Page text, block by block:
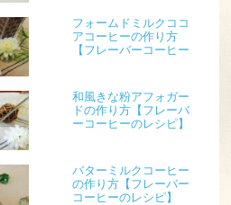
フォームドミルクココ
アコーヒーの作り方
【フレーバーコーヒー
和風きな粉アフォガー
ドの作り方【フレーバ
ーコーヒーのレシピ】
バターミルクコーヒー
の作り方【フレーバー
コーヒーのレシピ】